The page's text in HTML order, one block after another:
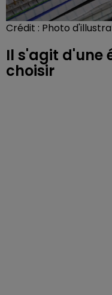
Crédit : Photo
Il s'agit d'une
choisir